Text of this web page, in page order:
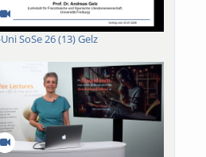
SoSe 26 (13) Gelz